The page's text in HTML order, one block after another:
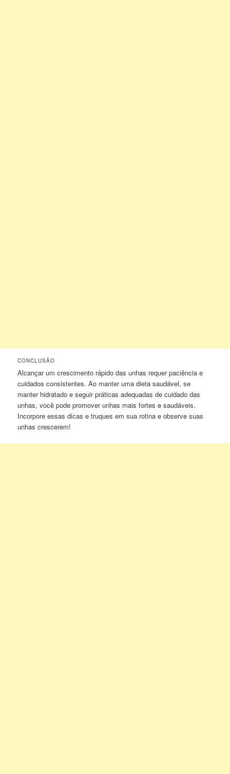
CONCLUSÃO
Alcançar um crescimento rápido das unhas requer paciência e
cuidados consistentes. Ao manter uma dieta saudável, se
manter hidratado e seguir práticas adequadas de cuidado das
unhas, você pode promover unhas mais fortes e saudáveis.
Incorpore essas dicas e truques em sua rotina e observe suas
unhas crescerem!